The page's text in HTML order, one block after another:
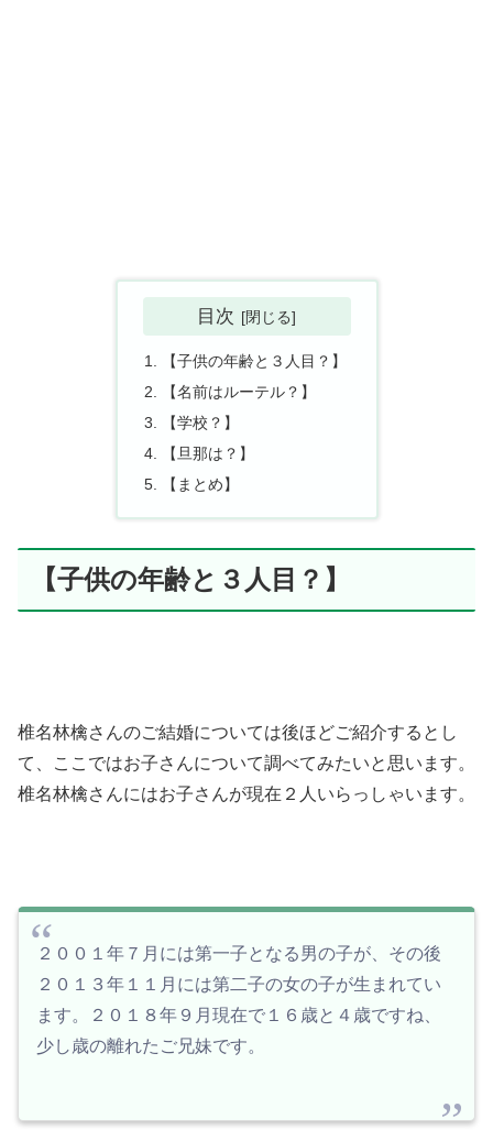
目次
【子供の年齢と３人目？】
【名前はルーテル？】
【学校？】
【旦那は？】
【まとめ】
【子供の年齢と３人目？】
椎名林檎さんのご結婚については後ほどご紹介するとし
て、ここではお子さんについて調べてみたいと思います。
椎名林檎さんにはお子さんが現在２人いらっしゃいます。
２００１年７月には第一子となる男の子が、その後
２０１３年１１月には第二子の女の子が生まれてい
ます。２０１８年９月現在で１６歳と４歳ですね、
少し歳の離れたご兄妹です。